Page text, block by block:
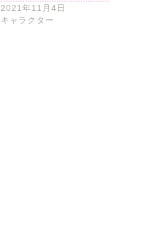
2021年11月4日
キャラクター